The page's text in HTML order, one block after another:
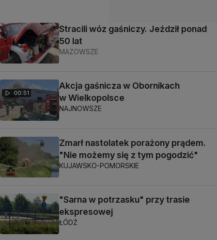
Stracili wóz gaśniczy. Jeździł ponad
50 lat
MAZOWSZE
00:51
Akcja gaśnicza w Obornikach
w Wielkopolsce
NAJNOWSZE
Zmarł nastolatek porażony prądem.
"Nie możemy się z tym pogodzić"
KUJAWSKO-POMORSKIE
"Sarna w potrzasku" przy trasie
ekspresowej
ŁÓDŹ